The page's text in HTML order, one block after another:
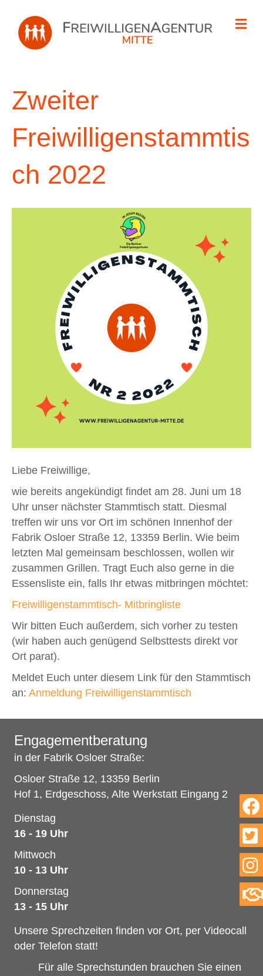
Zweiter
Freiwilligenstammtis
ch 2022
Liebe Freiwillige,
wie bereits angekündigt findet am 28. Juni um 18
Uhr unser nächster Stammtisch statt. Diesmal
treffen wir uns vor Ort im schönen Innenhof der
Fabrik Osloer Straße 12, 13359 Berlin. Wie beim
letzten Mal gemeinsam beschlossen, wollen wir
zusammen Grillen. Tragt Euch also gerne in die
Essensliste ein, falls Ihr etwas mitbringen möchtet:
Freiwilligenstammtisch- Mitbringliste
Wir bitten Euch außerdem, sich vorher zu testen
(wir haben auch genügend Selbsttests direkt vor
Ort parat).
Meldet Euch unter diesem Link für den Stammtisch
an: Anmeldung Freiwilligenstammtisch
Engagementberatung
in der Fabrik Osloer Straße:
Osloer Straße 12, 13359 Berlin
Hof 1, Erdgeschoss, Alte Werkstatt Eingang 2
Dienstag
16 - 19 Uhr
Mittwoch
10 - 13 Uhr
Donnerstag
13 - 15 Uhr
Unsere Sprechzeiten finden vor Ort, per Videocall
oder Telefon statt!
Für alle Sprechstunden brauchen Sie einen